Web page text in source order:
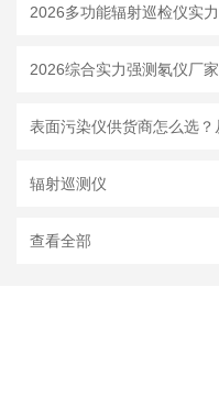
辐射巡测仪
查看全部